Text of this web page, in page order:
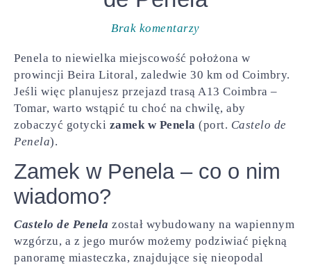
Brak komentarzy
Penela to niewielka miejscowość położona w
prowincji Beira Litoral, zaledwie 30 km od Coimbry.
Jeśli więc planujesz przejazd trasą A13 Coimbra –
Tomar, warto wstąpić tu choć na chwilę, aby
zobaczyć gotycki zamek w Penela (port. Castelo de
Penela).
Zamek w Penela – co o nim
wiadomo?
Castelo de Penela został wybudowany na wapiennym
wzgórzu, a z jego murów możemy podziwiać piękną
panoramę miasteczka, znajdujące się nieopodal